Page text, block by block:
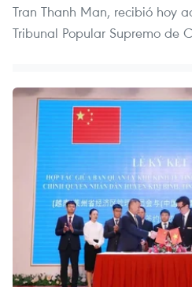
Tran Thanh Man, recibió hoy
Tribunal Popular Supremo de